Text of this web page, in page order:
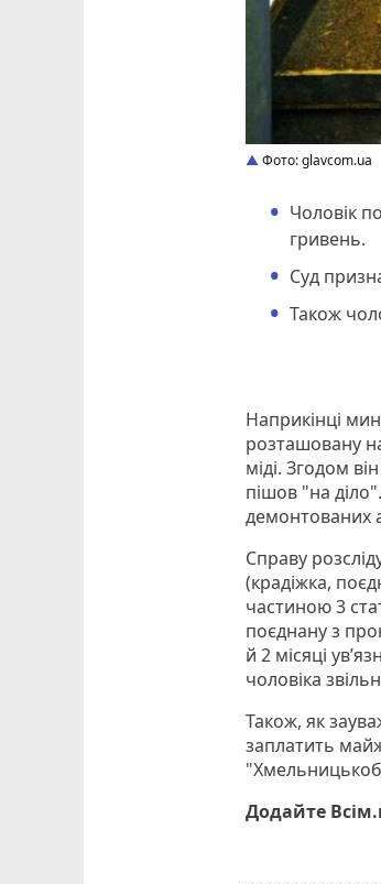
Фото: glavcom.ua
Чоловік
гривень.
Суд
Також
Наприкінці
розташовану
міді. Згодом
пішов "на
демонтованих
Справу
(крадіжка,
частиною 3
поєднану з
й 2 місяці
чоловіка
Також, як
заплатить
Додайте